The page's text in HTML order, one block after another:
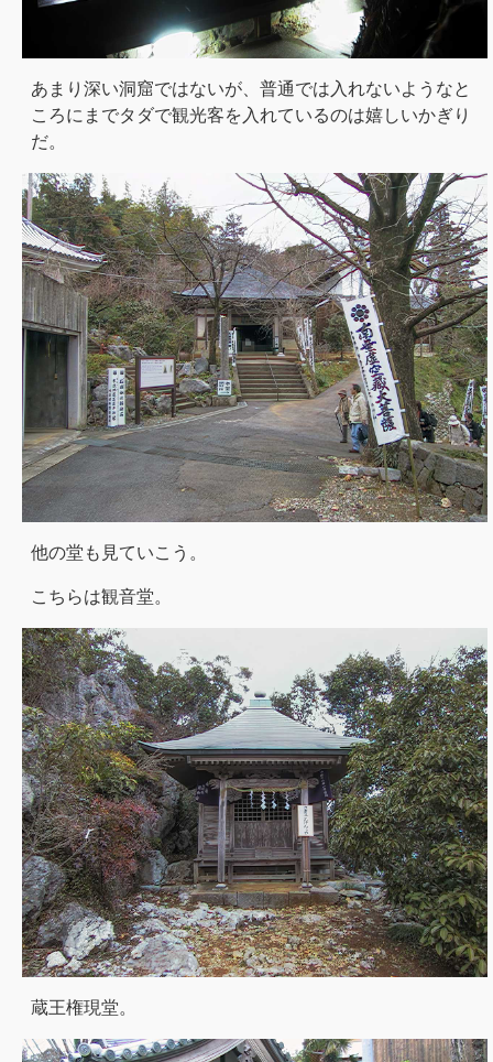
あまり深い洞窟ではないが、普通では入れないようなと
ころにまでタダで観光客を入れているのは嬉しいかぎり
だ。
他の堂も見ていこう。
こちらは観音堂。
蔵王権現堂。